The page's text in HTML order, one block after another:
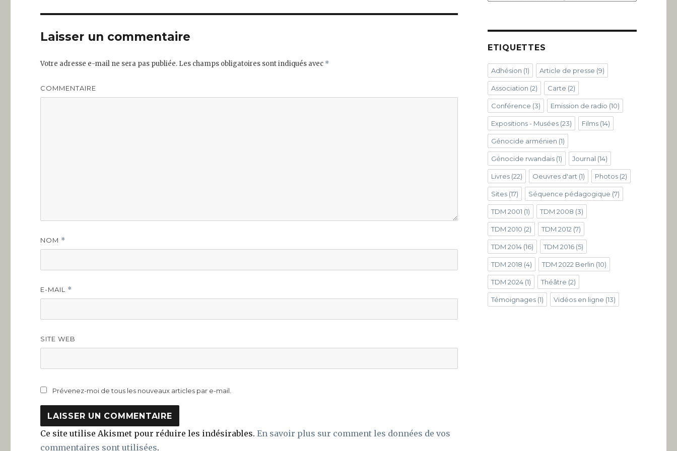
Laisser un commentaire
Votre adresse e-mail ne sera pas publiée. Les champs obligatoires sont indiqués avec *
COMMENTAIRE
NOM *
E-MAIL *
SITE WEB
Prévenez-moi de tous les nouveaux articles par e-mail.
Ce site utilise Akismet pour réduire les indésirables.En savoir plus sur comment les données de vos
commentaires sont utilisées.
ETIQUETTES
Adhésion (1) Article de presse (9)
Association (2) Carte (2)
Conférence (3) Emission de radio (10)
Expositions - Musées(23) Films(14)
Génocide arménien (1)
Génocide rwandais(1) Journal (14)
Livres(22) Oeuvres d'art (1) Photos(2)
Sites(17) Séquence pédagogique (7)
TDM 2001 (1) TDM 2008 (3)
TDM 2010 (2) TDM 2012 (7)
TDM 2014(16) TDM 2016(5)
TDM 2018 (4) TDM 2022 Berlin (10)
TDM 2024(1) Théâtre (2)
Témoignages(1) Vidéos en ligne (13)